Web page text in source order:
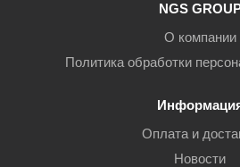
NGS
О компании
Политика обработки
Оплата и
Новости